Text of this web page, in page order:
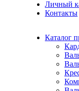
Личный
Контакты
Каталог